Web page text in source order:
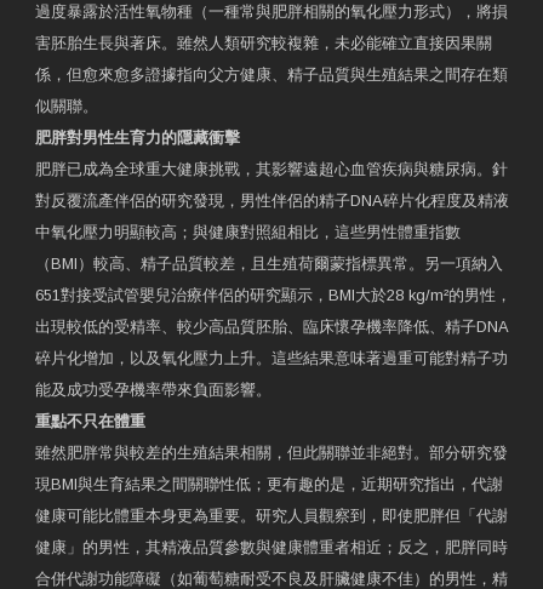
過度暴露於活性氧物種（一種常與肥胖相關的氧化壓力形式），將損
害胚胎生長與著床。雖然人類研究較複雜，未必能確立直接因果關
係，但愈來愈多證據指向父方健康、精子品質與生殖結果之間存在類
似關聯。
肥胖對男性生育力的隱藏衝擊
肥胖已成為全球重大健康挑戰，其影響遠超心血管疾病與糖尿病。針
對反覆流產伴侶的研究發現，男性伴侶的精子DNA碎片化程度及精液
中氧化壓力明顯較高；與健康對照組相比，這些男性體重指數
（BMI）較高、精子品質較差，且生殖荷爾蒙指標異常。另一項納入
651對接受試管嬰兒治療伴侶的研究顯示，BMI大於28 kg/m²的男性，
出現較低的受精率、較少高品質胚胎、臨床懷孕機率降低、精子DNA
碎片化增加，以及氧化壓力上升。這些結果意味著過重可能對精子功
能及成功受孕機率帶來負面影響。
重點不只在體重
雖然肥胖常與較差的生殖結果相關，但此關聯並非絕對。部分研究發
現BMI與生育結果之間關聯性低；更有趣的是，近期研究指出，代謝
健康可能比體重本身更為重要。研究人員觀察到，即使肥胖但「代謝
健康」的男性，其精液品質參數與健康體重者相近；反之，肥胖同時
合併代謝功能障礙（如葡萄糖耐受不良及肝臟健康不佳）的男性，精